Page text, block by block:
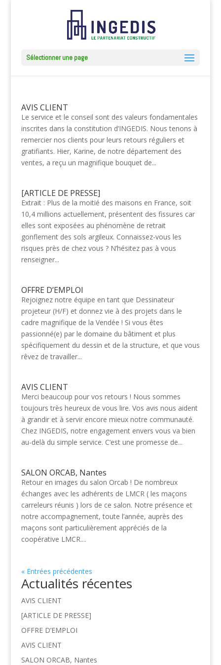
Sélectionner une page
AVIS CLIENT
Le service et le conseil sont des valeurs fondamentales
inscrites dans la constitution d’INGEDIS. Nous tenons à
remercier nos clients pour leurs retours réguliers et
gratifiants. Hier, Karine, de notre département des
ventes, a reçu un magnifique bouquet de...
[ARTICLE DE PRESSE]
Extrait : Plus de la moitié des maisons en France, soit
10,4 millions actuellement, présentent des fissures car
elles sont exposées au phénomène de retrait
gonflement des sols argileux. Connaissez-vous les
risques près de chez vous ? N’hésitez pas à vous
renseigner...
OFFRE D’EMPLOI
Rejoignez notre équipe en tant que Dessinateur
projeteur (H/F) et donnez vie à des projets dans le
cadre magnifique de la Vendée ! Si vous êtes
passionné(e) par le domaine du bâtiment et plus
spécifiquement du dessin et de la structure, et que vous
rêvez de travailler...
AVIS CLIENT
Merci beaucoup pour vos retours ! Nous sommes
toujours très heureux de vous lire. Vos avis nous aident
à grandir et à servir encore mieux notre communauté.
Chez INGEDIS, notre engagement envers vous va bien
au-delà du simple service. C’est une promesse de...
SALON ORCAB, Nantes
Retour en images du salon Orcab ! De nombreux
échanges avec les adhérents de LMCR ( les maçons
carreleurs réunis ) lors de ce salon. Notre présence et
notre accompagnement, toute l’année, auprès des
maçons sont particulièrement appréciés de la
coopérative LMCR....
« Entrées précédentes
Actualités récentes
AVIS CLIENT
[ARTICLE DE PRESSE]
OFFRE D’EMPLOI
AVIS CLIENT
SALON ORCAB, Nantes